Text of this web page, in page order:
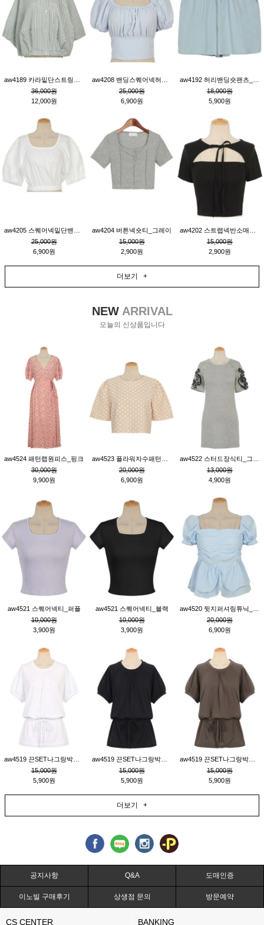
36,000원
12,000원
25,000원
6,900원
18,000원
5,900원
25,000원
6,900원
aw4204 버튼넥숏티_그레이
15,000원
2,900원
15,000원
2,900원
더보기 +
NEWARRIVAL
오늘의 신상품입니다
aw4524 패턴랩원피스_핑크
30,000원
9,900원
20,000원
6,900원
13,000원
4,900원
aw4521 스퀘어넥티_퍼플
10,000원
3,900원
aw4521 스퀘어넥티_블랙
10,000원
3,900원
20,000원
6,900원
15,000원
5,900원
15,000원
5,900원
15,000원
5,900원
더보기 +
공지사항 Q&A 도매인증
이노빌 구매후기 상생점 문의 방문예약
CS CENTER BANKING